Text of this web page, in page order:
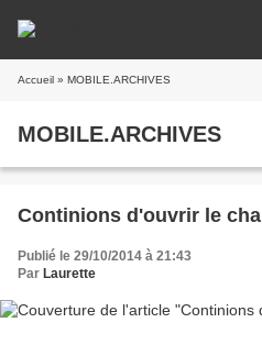
Accueil » MOBILE.ARCHIVES
MOBILE.ARCHIVES
Continions d'ouvrir le
Publié le 29/10/2014 à 21:43
Par Laurette